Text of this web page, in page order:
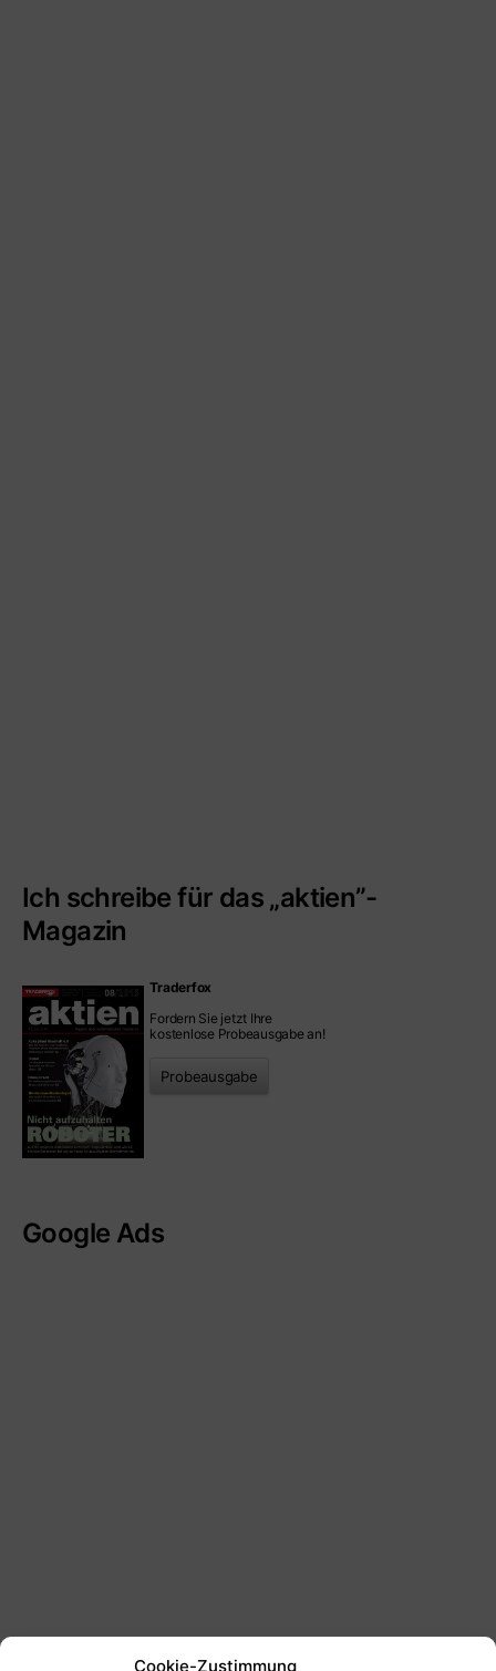
Cookie-Zustimmung
Ich schreibe für das „aktien”-
Magazin
Traderfox
Fordern Sie jetzt Ihre
kostenlose Probeausgabe an!
Probeausgabe
Google Ads